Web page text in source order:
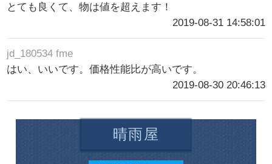
とても良くて、物は値を超えます！
2019-08-31 14:58:01
jd_180534 fme
はい、いいです。価格性能比が高いです。
2019-08-30 20:46:13
晴雨屋